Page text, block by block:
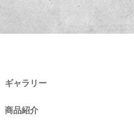
ギャラリー
商品紹介